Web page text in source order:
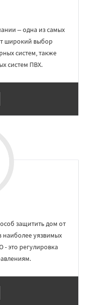
– одна из самых
широкий выбор
систем, также
систем ПВХ.
защитить дом от
наиболее уязвимых
- это регулировка